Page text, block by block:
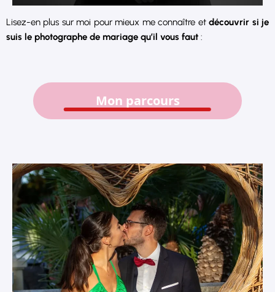
Lisez-en plus sur moi pour mieux me connaître etdécouvrir si je
suis le photographe de mariage qu’il vous faut :
Mon parcours